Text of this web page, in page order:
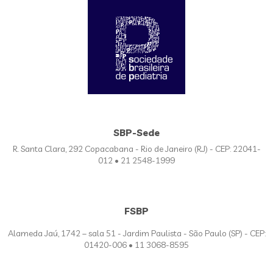
SBP-Sede
R. Santa Clara, 292 Copacabana - Rio de Janeiro (RJ) - CEP: 22041-
012 • 21 2548-1999
FSBP
Alameda Jaú, 1742 – sala 51 - Jardim Paulista - São Paulo (SP) - CEP:
01420-006 • 11 3068-8595